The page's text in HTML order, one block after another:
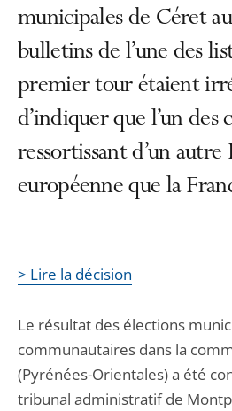
municipales de Céret
bulletins de l’une des
premier tour étaient
d’indiquer que l’un des
ressortissant d’un
européenne que la
> Lire la décision
Le résultat des élections
communautaires dans la
(Pyrénées-Orientales) a été
tribunal administratif de